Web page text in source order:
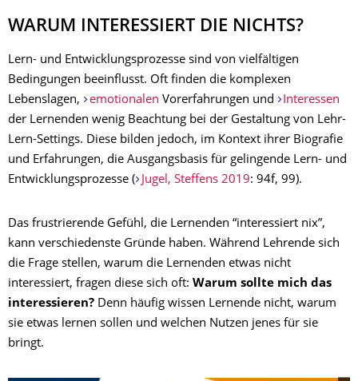
WARUM INTERESSIERT DIE NICHTS?
Lern- und Entwicklungsprozesse sind von vielfältigen
Bedingungen beeinflusst. Oft finden die komplexen
Lebenslagen,
emotionalen Vorerfahrungen und
Interessen
der Lernenden wenig Beachtung bei der Gestaltung von Lehr-
Lern-Settings. Diese bilden jedoch, im Kontext ihrer Biografie
und Erfahrungen, die Ausgangsbasis für gelingende Lern- und
Entwicklungsprozesse (
Jugel, Steffens 2019: 94f, 99).
Das frustrierende Gefühl, die Lernenden “interessiert nix”,
kann verschiedenste Gründe haben. Während Lehrende sich
die Frage stellen, warum die Lernenden etwas nicht
interessiert, fragen diese sich oft: Warum sollte mich das
interessieren? Denn häufig wissen Lernende nicht, warum
sie etwas lernen sollen und welchen Nutzen jenes für sie
bringt.